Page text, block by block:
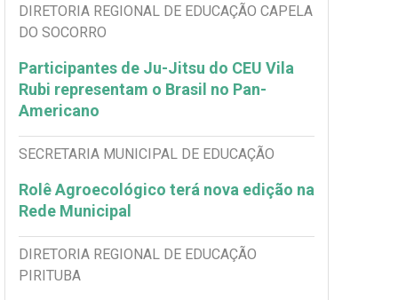
DIRETORIA REGIONAL DE EDUCAÇÃO CAPELA
DO SOCORRO
Participantes de Ju-Jitsu do CEU Vila
Rubi representam o Brasil no Pan-
Americano
SECRETARIA MUNICIPAL DE EDUCAÇÃO
Rolê Agroecológico terá nova edição na
Rede Municipal
DIRETORIA REGIONAL DE EDUCAÇÃO
PIRITUBA